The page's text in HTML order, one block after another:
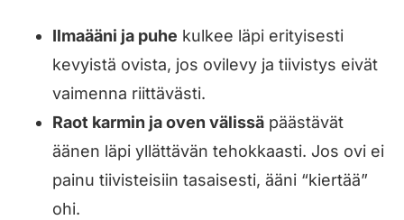
Ilmaääni ja puhe kulkee läpi erityisesti
kevyistä ovista, jos ovilevy ja tiivistys eivät
vaimenna riittävästi.
Raot karmin ja oven välissäpäästävät
äänen läpi yllättävän tehokkaasti. Jos ovi ei
painu tiivisteisiin tasaisesti, ääni “kiertää”
ohi.